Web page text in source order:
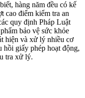
hàng năm đều có kế
cao điểm kiểm tra an
quy định Pháp Luật
bảo vệ sức khỏe
hiện và xử lý nhiều cơ
hồi giấy phép hoạt động,
tra xử lý.